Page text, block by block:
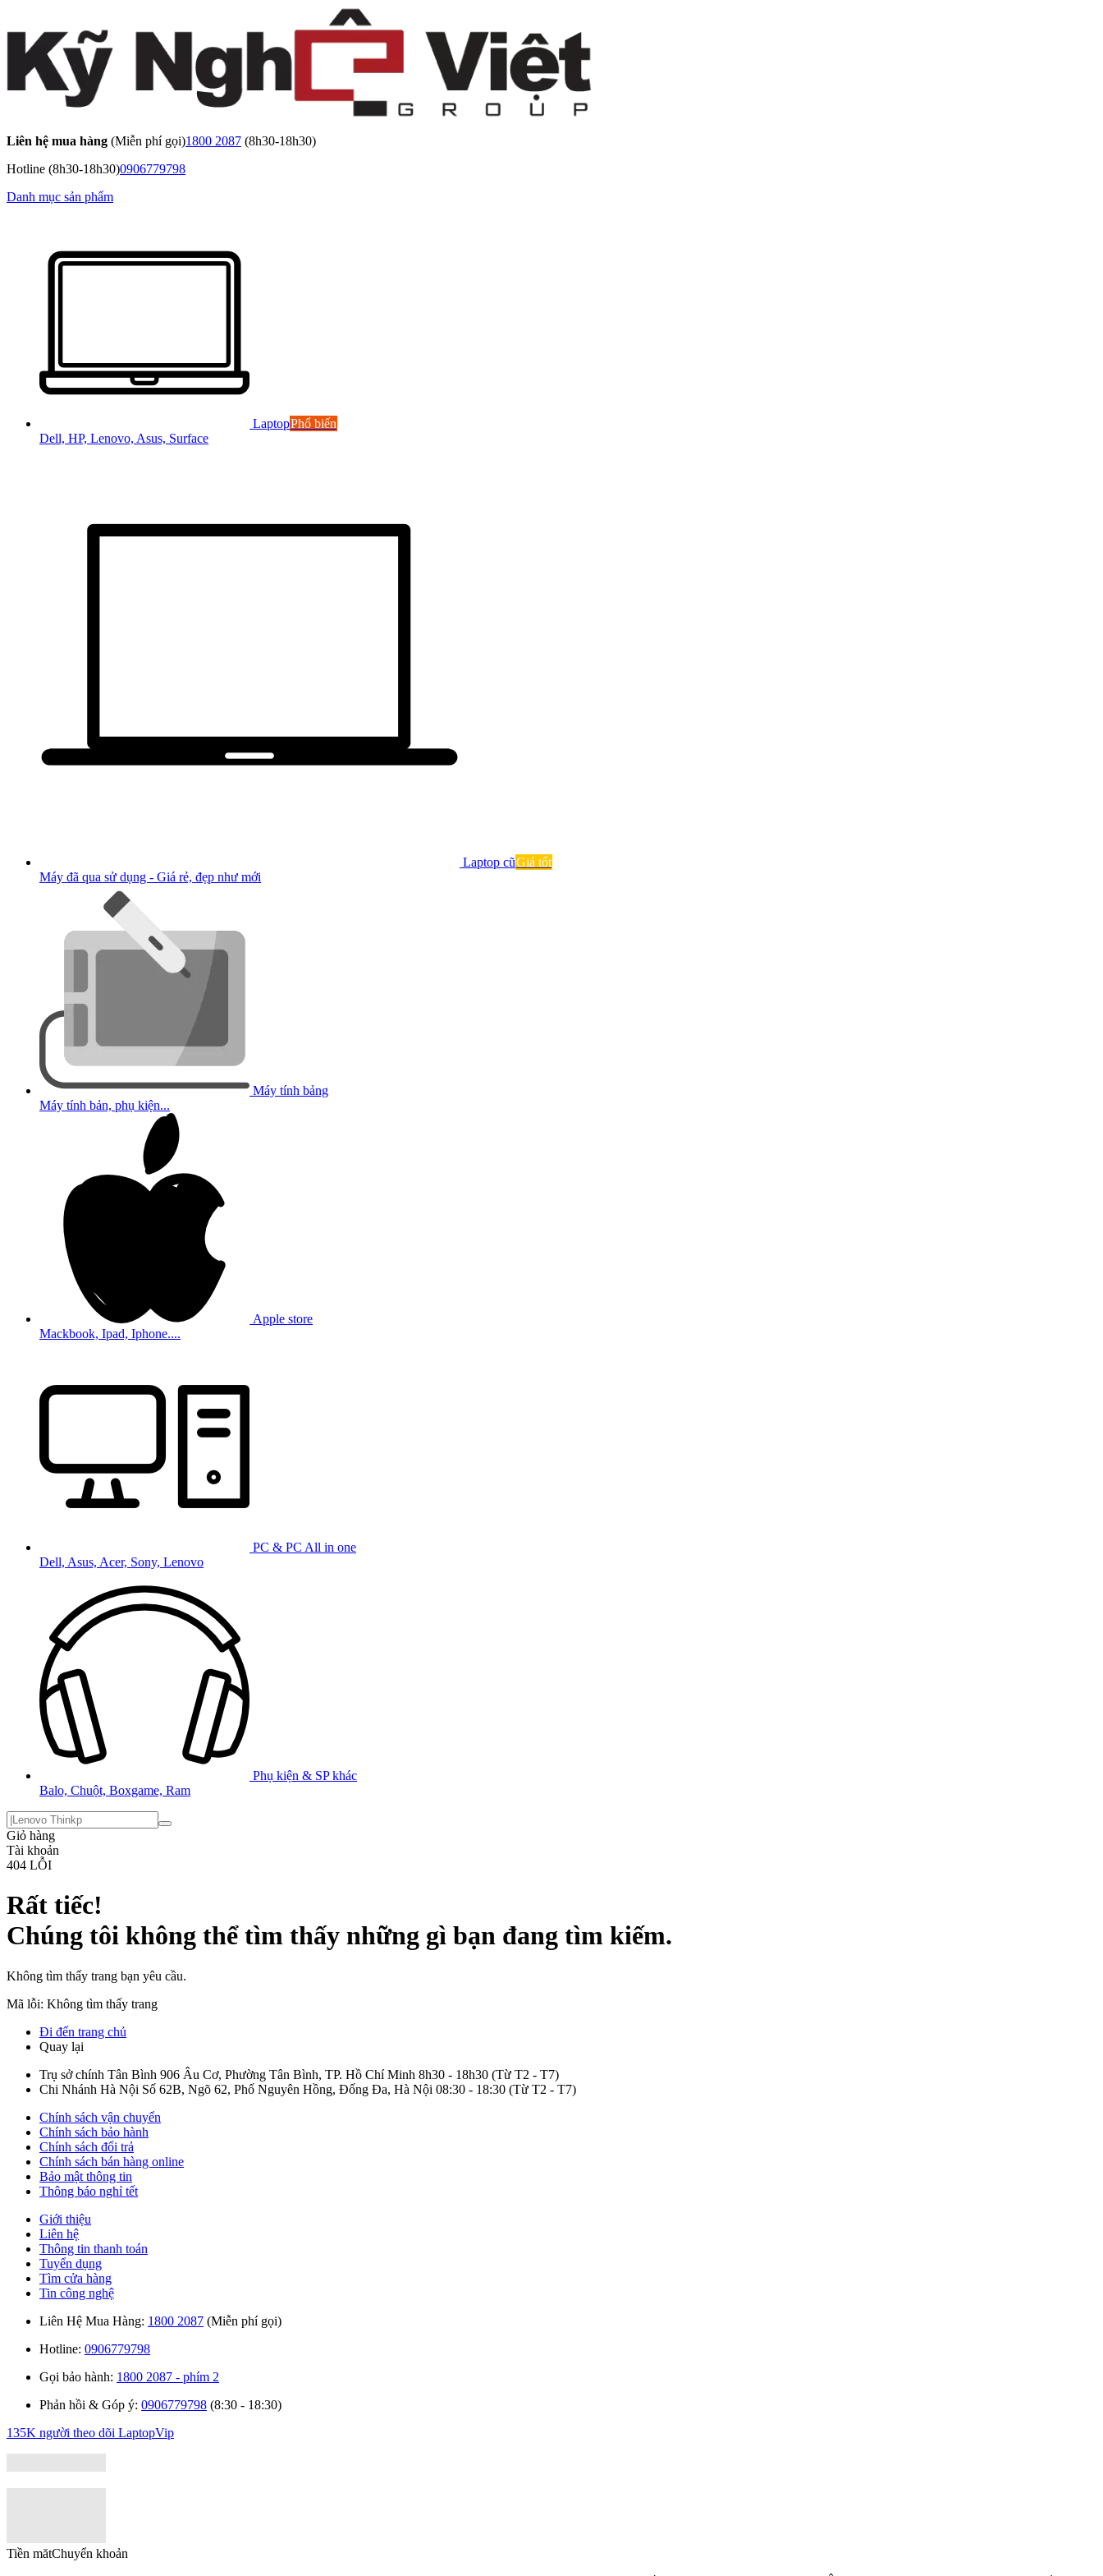
Liên hệ mua hàng (Miễn phí gọi)1800 2087 (8h30-18h30)
Hotline (8h30-18h30)0906779798
Danh mục sản phẩm
LaptopPhổ biến
Dell, HP, Lenovo, Asus, Surface
Laptop cũGiá tốt
Máy đã qua sử dụng - Giá rẻ, đẹp như mới
Máy tính bảng
Máy tính bản, phụ kiện...
Apple store
Mackbook, Ipad, Iphone....
PC & PC All in one
Dell, Asus, Acer, Sony, Lenovo
Phụ kiện & SP khác
Balo, Chuột, Boxgame, Ram
Giỏ hàng
Tài khoản
404 LỖI
Rất tiếc!
Chúng tôi không thể tìm thấy những gì bạn đang tìm kiếm.
Không tìm thấy trang bạn yêu cầu.
Mã lỗi: Không tìm thấy trang
Đi đến trang chủ
Quay lại
Trụ sở chính Tân Bình 906 Âu Cơ, Phường Tân Bình, TP. Hồ Chí Minh 8h30 - 18h30 (Từ T2 - T7)
Chi Nhánh Hà Nội Số 62B, Ngõ 62, Phố Nguyên Hồng, Đống Đa, Hà Nội 08:30 - 18:30 (Từ T2 - T7)
Chính sách vận chuyển
Chính sách bảo hành
Chính sách đổi trả
Chính sách bán hàng online
Bảo mật thông tin
Thông báo nghỉ tết
Giới thiệu
Liên hệ
Thông tin thanh toán
Tuyển dụng
Tìm cửa hàng
Tin công nghệ
Liên Hệ Mua Hàng: 1800 2087 (Miễn phí gọi)
Hotline: 0906779798
Gọi bảo hành: 1800 2087 - phím 2
Phản hồi & Góp ý: 0906779798 (8:30 - 18:30)
135K người theo dõi LaptopVip
Tiền mătChuyển khoản